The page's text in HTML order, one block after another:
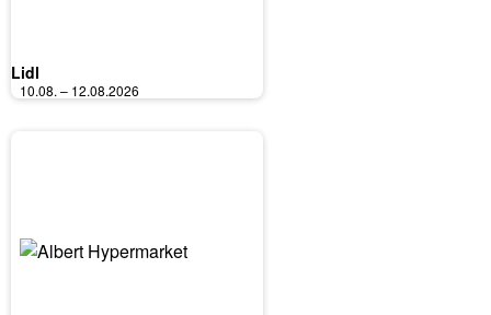
Lidl
10.08. – 12.08.2026